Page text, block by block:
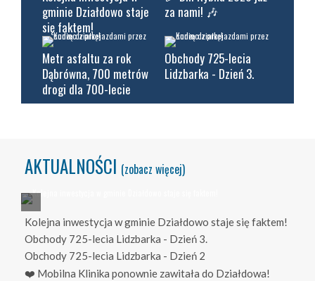
gminie Działdowo staje
się faktem!
za nami! 🎶
Metr asfaltu za rok
Dąbrówna, 700 metrów
drogi dla 700-lecie
Obchody 725-lecia
Lidzbarka - Dzień 3.
AKTUALNOŚCI (zobacz więcej)
Kolejna inwestycja w gminie Działdowo staje się faktem!
Obchody 725-lecia Lidzbarka - Dzień 3.
Obchody 725-lecia Lidzbarka - Dzień 2
❤️ Mobilna Klinika ponownie zawitała do Działdowa!